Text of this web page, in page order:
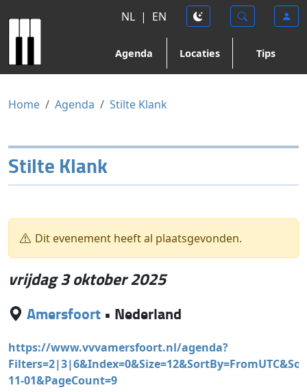
NL | EN
Agenda Locaties Tips
Home Agenda Stilte Klank
Stilte Klank
Dit evenement heeft al plaatsgevonden.
vrijdag 3 oktober 2025
Amersfoort • Nederland
https://www.vvvamersfoort.nl/agenda?
11-01&PageCount=9